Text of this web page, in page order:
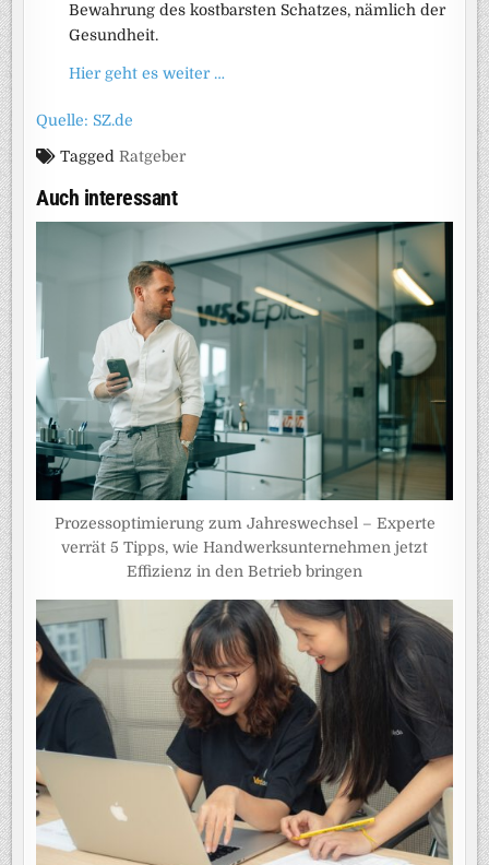
Bewahrung des kostbarsten Schatzes, nämlich der
Gesundheit.
Hier geht es weiter …
Quelle: SZ.de
TaggedRatgeber
Auch interessant
Prozessoptimierung zum Jahreswechsel – Experte
verrät 5 Tipps, wie Handwerksunternehmen jetzt
Effizienz in den Betrieb bringen